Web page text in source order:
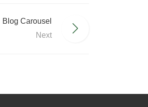
Blog Carousel
Next